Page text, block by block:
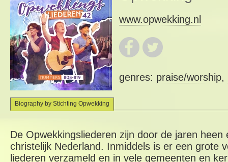
www.opwekking.nl
genres: praise/worship,
Biography by Stichting Opwekking
De Opwekkingsliederen zijn door de jaren heen
christelijk Nederland. Inmiddels is er een grote
liederen verzameld en in vele gemeenten en